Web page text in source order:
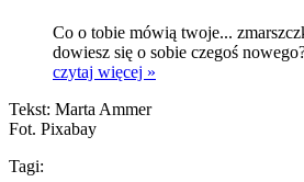
Co o tobie mówią twoje...
dowiesz się o sobie czegoś
czytaj więcej »
Tekst: Marta Ammer
Fot. Pixabay
Tagi: